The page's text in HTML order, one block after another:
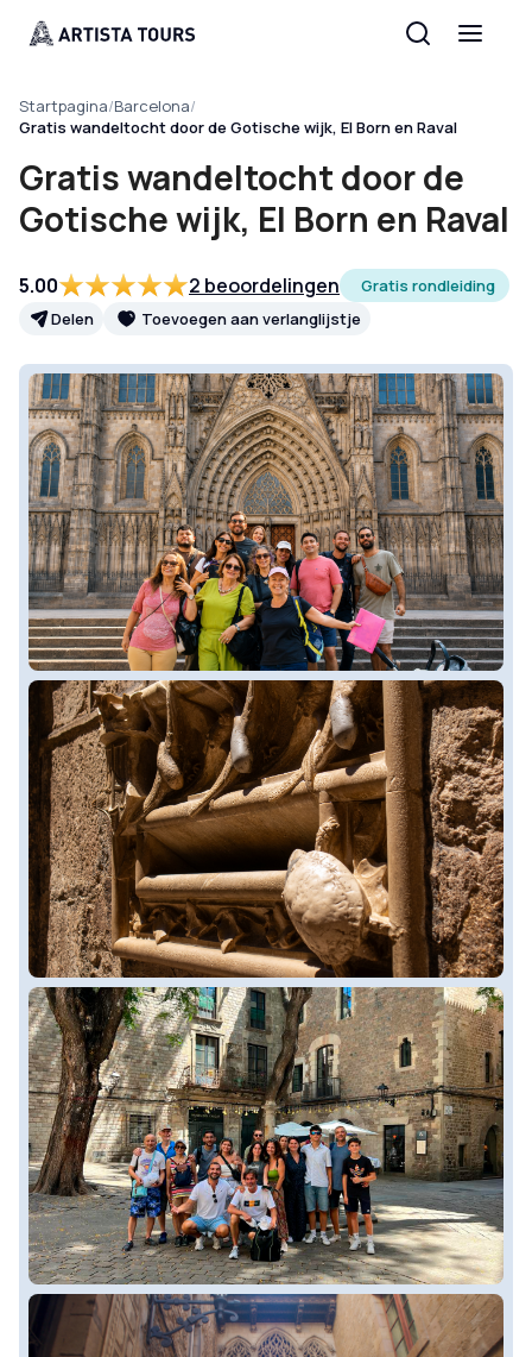
Startpagina/Barcelona/
Gratis wandeltocht door de Gotische wijk, El Born en Raval
Gratis wandeltocht door de
Gotische wijk, El Born en Raval
5.00 2 beoordelingen
Gratis rondleiding
Delen
Toevoegen aan verlanglijstje